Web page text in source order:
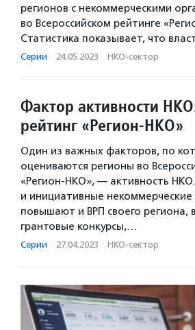
регионов с некоммерческими
во Всероссийском рейтинге
Статистика показывает, что
Серии · 24.05.2023 · НКО-сектор
Фактор активности
рейтинг «Регион-НКО»
Один из важных факторов, по
оцениваются регионы во
«Регион-НКО», — активность
и инициативные некоммерческие
повышают и ВРП своего региона,
грантовые конкурсы,…
Серии · 27.04.2023 · НКО-сектор